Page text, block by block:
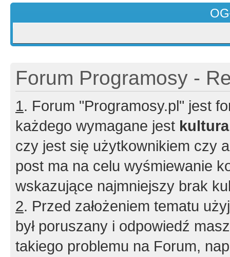
Forum Programosy -
1. Forum "Programosy.pl" jest
każdego wymagane jest
czy jest się użytkownikiem czy
post ma na celu wyśmiewanie
wskazujące najmniejszy brak
2. Przed założeniem tematu
był poruszany i odpowiedź
takiego problemu na Forum,